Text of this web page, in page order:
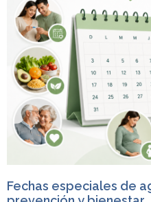
Fechas especiales de